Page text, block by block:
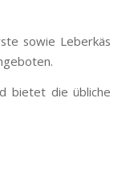
sowie Leberkäs
bietet die übliche